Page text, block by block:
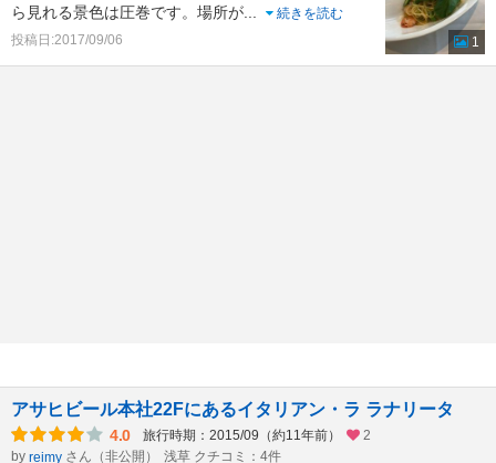
ら見れる景色は圧巻です。場所が
続きを読む
投稿日:2017/09/06
1
アサヒビール本社22Fにあるイタリアン・ラ ラナリータ
4.0 旅行時期：2015/09（約11年前）
2
by reimy さん（非公開） 浅草 クチコミ：4件